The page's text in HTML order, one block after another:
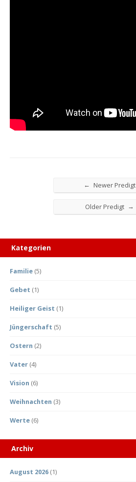
← Newer Predigt
Older Predigt →
Kategorien
Familie (5)
Gebet (1)
Heiliger Geist (1)
Jüngerschaft (5)
Ostern (2)
Vater (4)
Vision (6)
Weihnachten (3)
Werte (6)
Archiv
August 2026 (1)